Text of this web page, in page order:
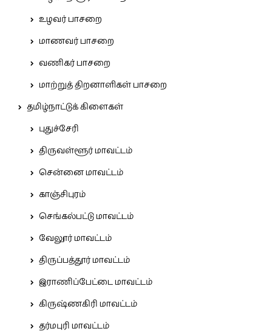
உழவர் பாசறை
மாணவர் பாசறை
வணிகர் பாசறை
மாற்றுத் திறனாளிகள் பாசறை
தமிழ்நாட்டுக் கிளைகள்
புதுச்சேரி
திருவள்ளூர் மாவட்டம்
சென்னை மாவட்டம்
காஞ்சிபுரம்
செங்கல்பட்டு மாவட்டம்
வேலூர் மாவட்டம்
திருப்பத்தூர் மாவட்டம்
இராணிப்பேட்டை மாவட்டம்
கிருஷ்ணகிரி மாவட்டம்
தர்மபுரி மாவட்டம்